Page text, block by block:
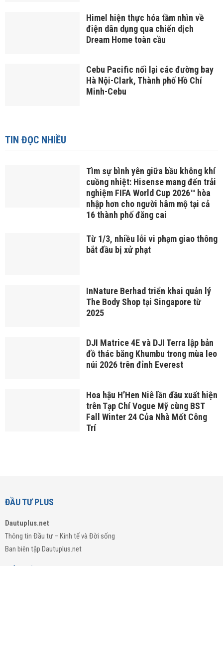
Himel hiện thực hóa tầm nhìn về
điện dân dụng qua chiến dịch
Dream Home toàn cầu
Cebu Pacific nối lại các đường bay
Hà Nội-Clark, Thành phố Hồ Chí
Minh-Cebu
TIN ĐỌC NHIỀU
Tìm sự bình yên giữa bầu không khí
cuồng nhiệt: Hisense mang đến trải
nghiệm FIFA World Cup 2026™ hòa
nhập hơn cho người hâm mộ tại cả
16 thành phố đăng cai
Từ 1/3, nhiều lỗi vi phạm giao thông
bắt đầu bị xử phạt
InNature Berhad triển khai quản lý
The Body Shop tại Singapore từ
2025
DJI Matrice 4E và DJI Terra lập bản
đồ thác băng Khumbu trong mùa leo
núi 2026 trên đỉnh Everest
Hoa hậu H’H­­­­en Niê lần đầu xuất hiện
trên Tạp Chí Vogue Mỹ cùng BST
Fall Winter 24 Của­­ Nhà Mốt Công
Trí
ĐẦU TƯ PLUS
Dautuplus.net
Thông tin Đầu tư – Kinh tế và Đời sống
Ban biên tập Dautuplus.net